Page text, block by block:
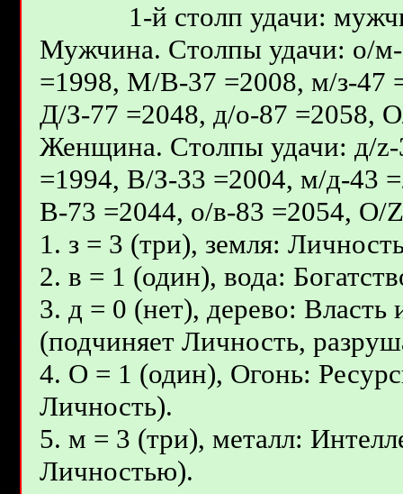
1-й столп удачи:
Мужчина. Столпы удачи: о/м-
=1998, М/В-37 =2008, м/з-47
Д/З-77 =2048, д/о-87 =2058,
Женщина. Столпы удачи: д/
=1994, В/З-33 =2004, м/д-43
В-73 =2044, о/в-83 =2054, О/
1. з = 3 (три), земля:
2. в = 1 (один), вода:
3. д = 0 (нет), дерево:
(подчиняет Личность,
4. О = 1 (один), Огонь:
Личность).
5. м = 3 (три), металл:
Личностью).